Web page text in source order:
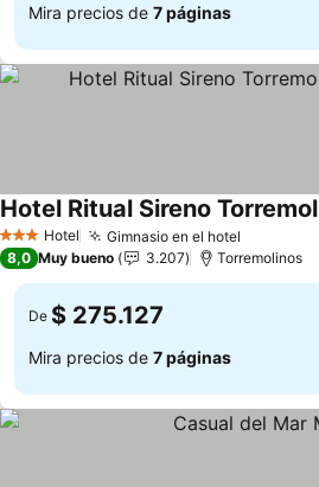
Mira precios de 7 páginas
3 Estrellas
Hotel Gimnasio en el hotel
Hotel Ritual Sireno
8,0 Muy bueno 3.207 Torremolinos
De $ 275.127
Mira precios de 7 páginas